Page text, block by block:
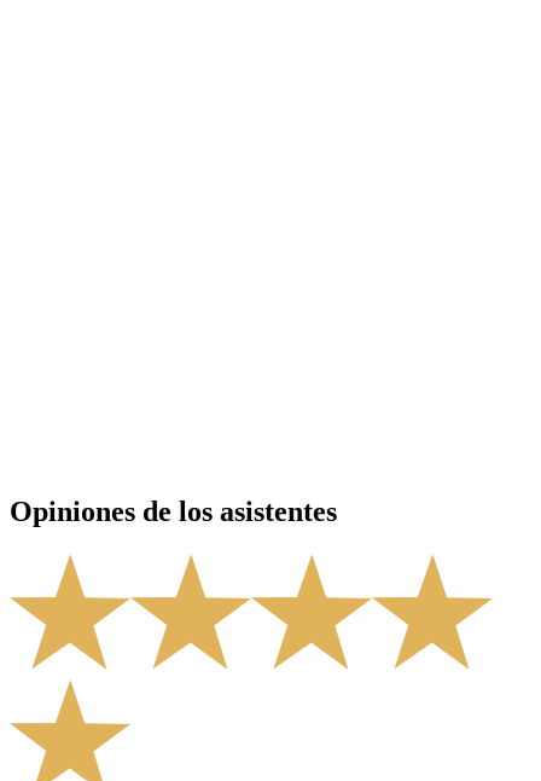
Opiniones de los asistentes